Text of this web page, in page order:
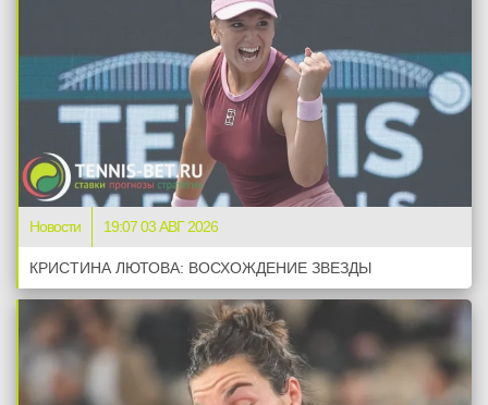
Новости 19:07 03 АВГ 2026
КРИСТИНА ЛЮТОВА: ВОСХОЖДЕНИЕ ЗВЕЗДЫ